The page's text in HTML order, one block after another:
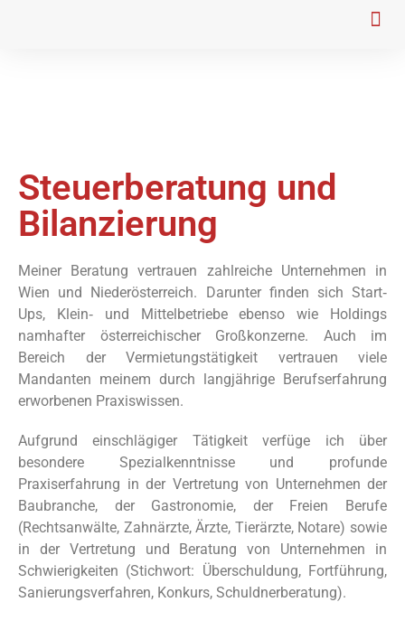
Steuerberatung und
Bilanzierung
Meiner Beratung vertrauen zahlreiche Unternehmen in
Wien und Niederösterreich. Darunter finden sich Start‐
Ups, Klein‐ und Mittelbetriebe ebenso wie Holdings
namhafter österreichischer Großkonzerne. Auch im
Bereich der Vermietungstätigkeit vertrauen viele
Mandanten meinem durch langjährige Berufserfahrung
erworbenen Praxiswissen.
Aufgrund einschlägiger Tätigkeit verfüge ich über
besondere Spezialkenntnisse und profunde
Praxiserfahrung in der Vertretung von Unternehmen der
Baubranche, der Gastronomie, der Freien Berufe
(Rechtsanwälte, Zahnärzte, Ärzte, Tierärzte, Notare) sowie
in der Vertretung und Beratung von Unternehmen in
Schwierigkeiten (Stichwort: Überschuldung, Fortführung,
Sanierungsverfahren, Konkurs, Schuldnerberatung).